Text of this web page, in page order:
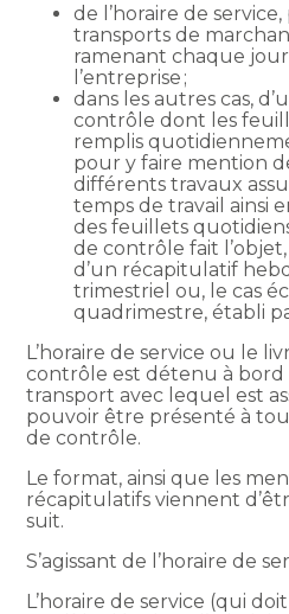
de l’horaire de
transports de
ramenant chaque jour
l’entreprise ;
dans les autres cas,
contrôle dont les
remplis
pour y faire mention
différents travaux
temps de travail ainsi
des feuillets
de contrôle fait
d’un récapitulatif
trimestriel ou, le cas
quadrimestre, établi
L’horaire de service ou le
contrôle est détenu à bord
transport avec lequel est
pouvoir être présenté à
de contrôle.
Le format, ainsi que les
récapitulatifs viennent
suit.
S’agissant de l’horaire de
L’horaire de service (qui